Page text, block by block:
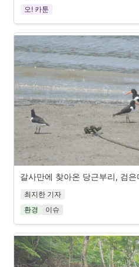
정효영
오! 카툰
만의 미래는 어떻게 그려질지, 당
의문이다. (사진 제공 : 구례 정정
갈사만에 찾아온 당근부리, 검
최지한 기자
환경
이슈